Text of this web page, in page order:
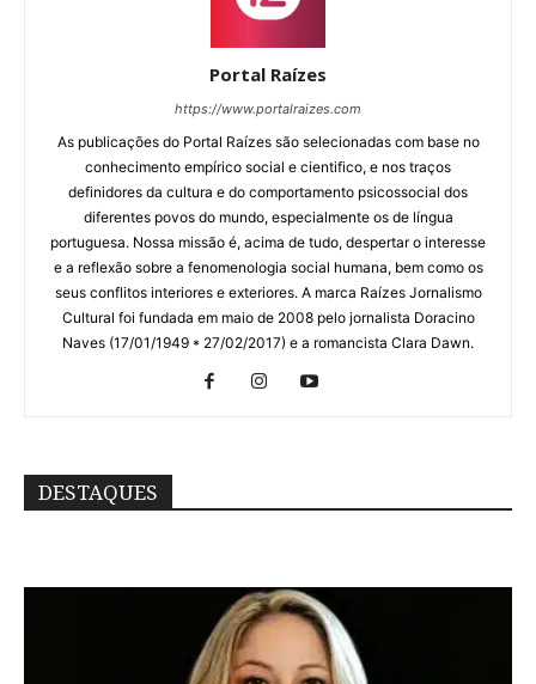
Portal Raízes
https://www.portalraizes.com
As publicações do Portal Raízes são selecionadas com base no
conhecimento empírico social e cientifico, e nos traços
definidores da cultura e do comportamento psicossocial dos
diferentes povos do mundo, especialmente os de língua
portuguesa. Nossa missão é, acima de tudo, despertar o interesse
e a reflexão sobre a fenomenologia social humana, bem como os
seus conflitos interiores e exteriores. A marca Raízes Jornalismo
Cultural foi fundada em maio de 2008 pelo jornalista Doracino
Naves (17/01/1949 * 27/02/2017) e a romancista Clara Dawn.
DESTAQUES